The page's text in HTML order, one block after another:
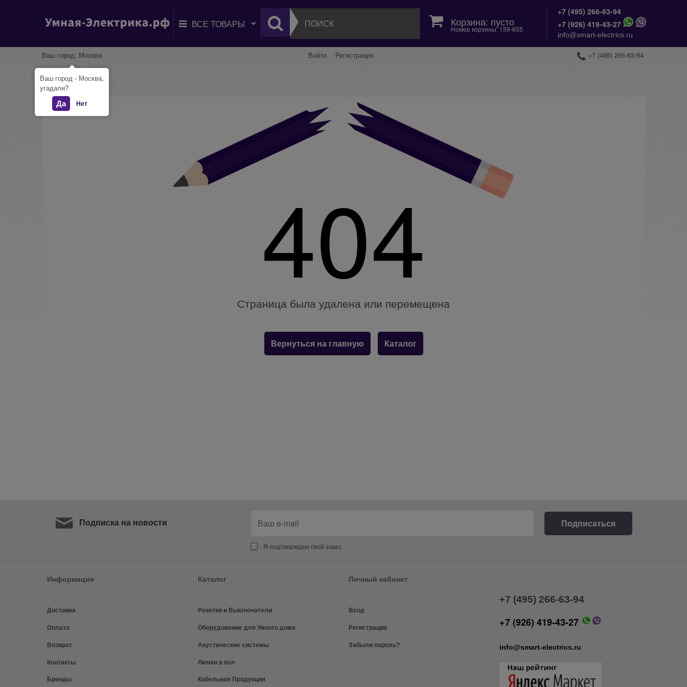
Корзина: пусто
Номер корзины: 159-655
+7 (495) 266-63-94
+7 (926) 419-43-27
info@smart-electrics.ru
Ваш город: Москва Войти Регистрация +7 (495) 266-63-94
404
Страница была удалена или перемещена
Вернуться на главную Каталог
Подписка на новости
Я подтверждаю свой заказ.
Информация
Доставка
Оплата
Возврат
Контакты
Бренды
Каталог
Розетки и Выключатели
Оборудование для Умного дома
Акустические системы
Лючки в пол
Кабельная Продукция
Личный кабинет
Вход
Регистрация
Забыли пароль?
+7 (495) 266-63-94
+7 (926) 419-43-27
info@smart-electrics.ru
Ваш город - Москва,
угадали?
Да Нет